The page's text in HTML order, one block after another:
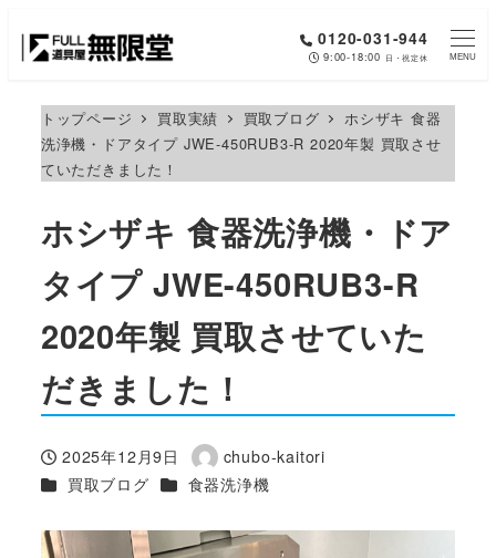
0120-031-944
9:00-18:00 日・祝定休 MENU
トップページ 買取実績 買取ブログ
ホシザキ 食器
洗浄機・ドアタイプ JWE-450RUB3-R 2020年製 買取させ
ていただきました！
ホシザキ 食器洗浄機・ドア
タイプ JWE-450RUB3-R
2020年製 買取させていた
だきました！
投稿日
2025年12月9日
著
者
chubo-kaitori
カテゴリー
買取ブログ カテゴリー
食器洗浄機